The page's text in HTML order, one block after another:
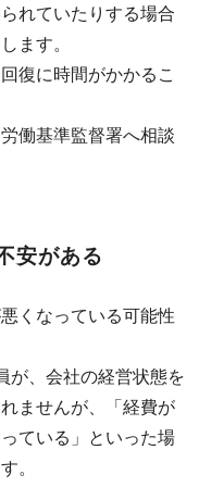
れていたりする場合
ます。
復に時間がかかるこ
働基準監督署へ相談
安がある
くなっている可能性
が、会社の経営状態を
ませんが、「経費が
ている」といった場
。